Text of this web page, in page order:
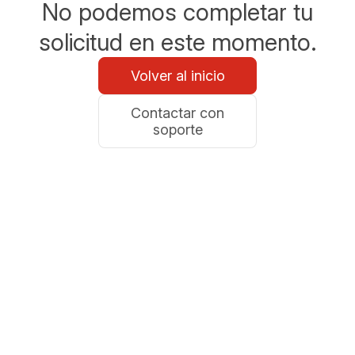
No podemos completar tu
solicitud en este momento.
Volver al inicio
Contactar con
soporte